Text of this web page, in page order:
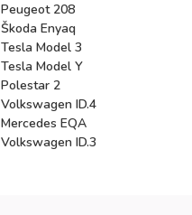
Peugeot 208
Škoda Enyaq
Tesla Model 3
Tesla Model Y
Polestar 2
Volkswagen ID.4
Mercedes EQA
Volkswagen ID.3